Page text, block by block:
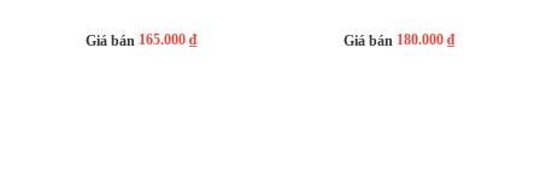
Giá bán 165.000 ₫ Giá bán 180.000 ₫